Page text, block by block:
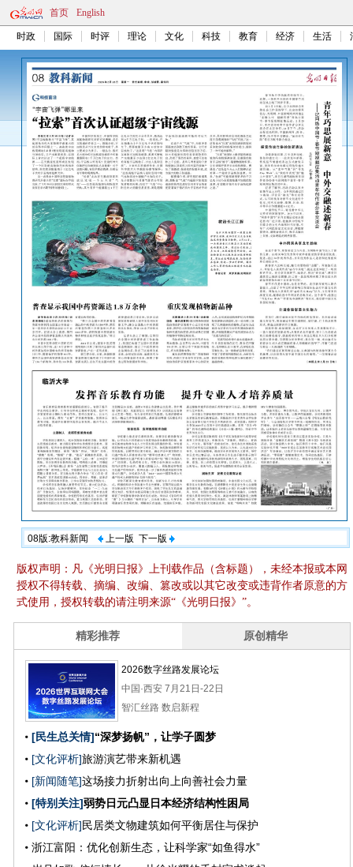
首页 English
时政 国际 时评 理论 文化 科技 教育 经济 生活
08版:教科新闻 上一版 下一版
版权声明：凡《光明日报》上刊载作品（含标题），未经本报或本网
授权不得转载、摘编、改编、篡改或以其它改变或违背作者原意的方
式使用，授权转载的请注明来源“《光明日报》”。